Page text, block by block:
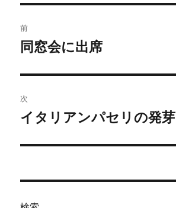
稿
ビ
ゲ
ー
前
前
投
稿:
同窓会に出席
次
次
投
イタリアンパセリの発芽